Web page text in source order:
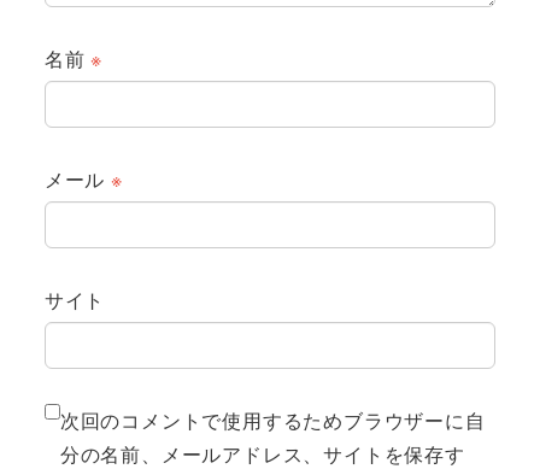
名前※
メール ※
サイト
次回のコメントで使用するためブラウザーに自
分の名前、メールアドレス、サイトを保存す